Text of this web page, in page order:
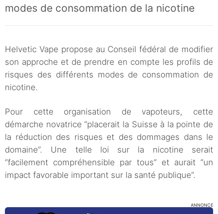
modes de consommation de la nicotine
Helvetic Vape propose au Conseil fédéral de modifier
son approche et de prendre en compte les profils de
risques des différents modes de consommation de
nicotine.
Pour cette organisation de vapoteurs, cette
démarche novatrice “placerait la Suisse à la pointe de
la réduction des risques et des dommages dans le
domaine”. Une telle loi sur la nicotine serait
“facilement compréhensible par tous” et aurait “un
impact favorable important sur la santé publique”.
ANNONCE